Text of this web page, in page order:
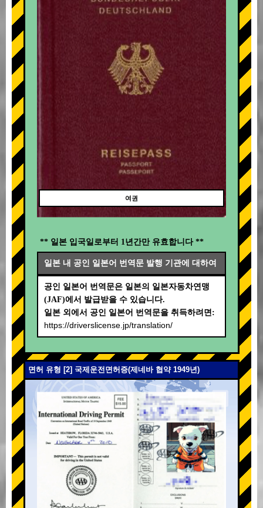
여권
** 일본 입국일로부터 1년간만 유효합니다 **
일본 내 공인 일본어 번역문 발행 기관에 대하여
공인 일본어 번역문은 일본의 일본자동차연맹
(JAF)에서 발급받을 수 있습니다.
일본 외에서 공인 일본어 번역문을 취득하려면:
https://driverslicense.jp/translation/
면허 유형 [2] 국제운전면허증(제네바 협약 1949년)